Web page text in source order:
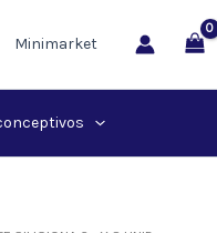
Minimarket